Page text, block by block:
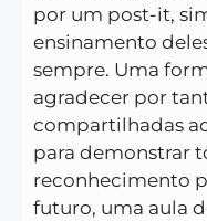
por um post-it,
ensinamento
sempre. Uma
agradecer por
compartilhadas
para demonstrar
reconhecimento
futuro, uma aula